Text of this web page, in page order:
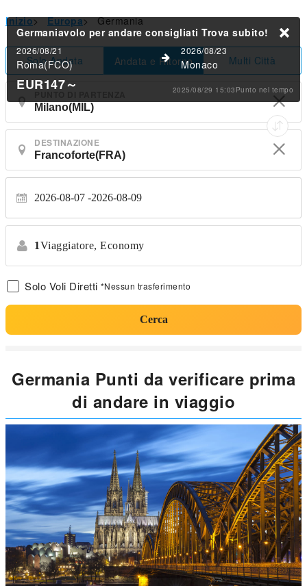
Inizio> Europa> Germania
Solo Andata Andata e Ritorno Multi Città
DESTINAZIONE
2026-08-07 2026-08-09
1Viaggiatore, Economy
Solo Voli Diretti *Nessun trasferimento
Cerca
Germaniavolo per andare consigliati Trova subito!
2026/08/21
Roma(FCO)
2026/08/23
Monaco
EUR147～ 2025/08/29 15:03Punto nel tempo
Germania Punti da verificare prima
di andare in viaggio